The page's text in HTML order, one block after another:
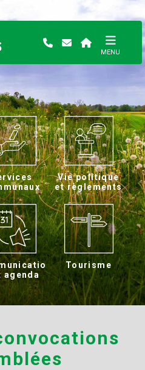
MENU
Vie politique
et règlements
agenda
Tourisme